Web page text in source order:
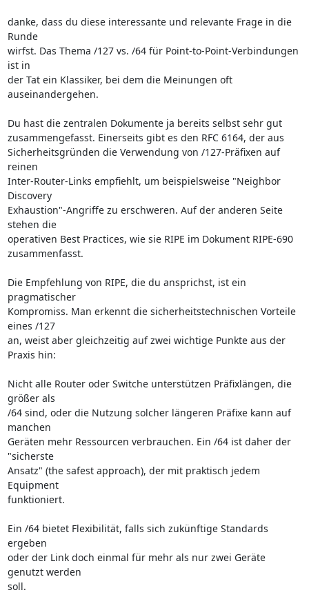
danke, dass du diese interessante und relevante Frage in die
Runde
wirfst. Das Thema /127 vs. /64 für Point-to-Point-Verbindungen
ist in
der Tat ein Klassiker, bei dem die Meinungen oft
auseinandergehen.
Du hast die zentralen Dokumente ja bereits selbst sehr gut
zusammengefasst. Einerseits gibt es den RFC 6164, der aus
Sicherheitsgründen die Verwendung von /127-Präfixen auf
reinen
Inter-Router-Links empfiehlt, um beispielsweise "Neighbor
Discovery
Exhaustion"-Angriffe zu erschweren. Auf der anderen Seite
stehen die
operativen Best Practices, wie sie RIPE im Dokument RIPE-690
zusammenfasst.
Die Empfehlung von RIPE, die du ansprichst, ist ein
pragmatischer
Kompromiss. Man erkennt die sicherheitstechnischen Vorteile
eines /127
an, weist aber gleichzeitig auf zwei wichtige Punkte aus der
Praxis hin:
Nicht alle Router oder Switche unterstützen Präfixlängen, die
größer als
/64 sind, oder die Nutzung solcher längeren Präfixe kann auf
manchen
Geräten mehr Ressourcen verbrauchen. Ein /64 ist daher der
"sicherste
Ansatz" (the safest approach), der mit praktisch jedem
Equipment
funktioniert.
Ein /64 bietet Flexibilität, falls sich zukünftige Standards
ergeben
oder der Link doch einmal für mehr als nur zwei Geräte
genutzt werden
soll.